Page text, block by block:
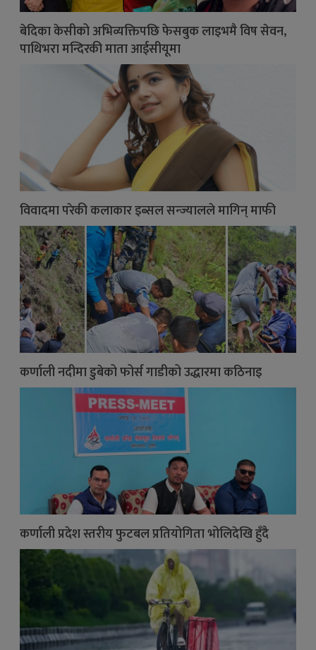
बेदिका केसीको अभिव्यक्तिपछि फेसबुक लाइभमै विष सेवन,
पाथिभरा मन्दिरकी माता आईसीयूमा
विवादमा परेकी कलाकार इब्सल सन्ज्यालले मागिन् माफी
कर्णाली नदीमा डुबेको फोर्स गाडीको उद्धारमा कठिनाइ
कर्णाली प्रदेश स्तरीय फुटबल प्रतियोगिता भोलिदेखि हुँदै